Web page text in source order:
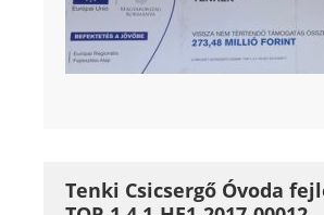
Tenki Csicsergő Óvoda